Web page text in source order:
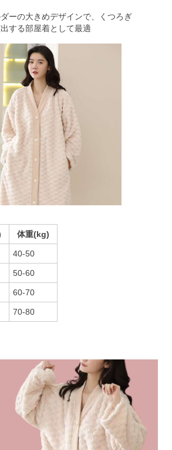
ーの大きめデザインで、くつろぎ
する部屋着として最適
体重(kg)
40-50
50-60
60-70
70-80